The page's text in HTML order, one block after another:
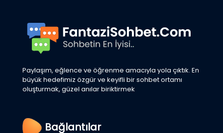
Paylaşım, eğlence ve öğrenme amacıyla yola çıktık. En
büyük hedefimiz özgür ve keyifli bir sohbet ortamı
oluşturmak, güzel anılar biriktirmek
Bağlantılar